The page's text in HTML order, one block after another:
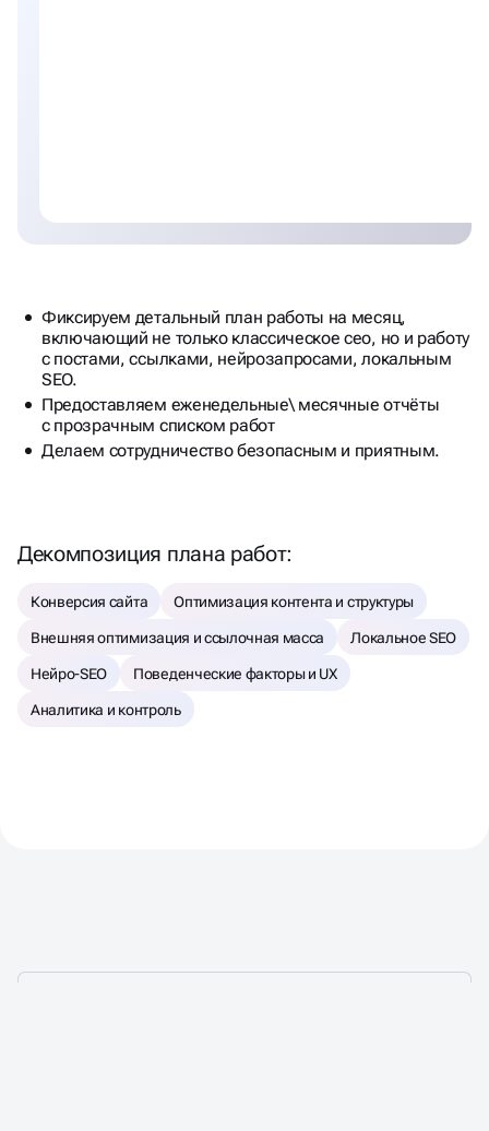
Фиксируем детальный план работы на месяц,
включающий не только классическое сео, но и работу
с постами, ссылками, нейрозапросами, локальным
SEO.
Предоставляем еженедельные\ месячные отчёты
с прозрачным списком работ
Делаем сотрудничество безопасным и приятным.
Декомпозиция плана работ:
Конверсия сайта Оптимизация контента и структуры
Внешняя оптимизация и ссылочная масса Локальное SEO
Нейро-SEO Поведенческие факторы и UX
Аналитика и контроль